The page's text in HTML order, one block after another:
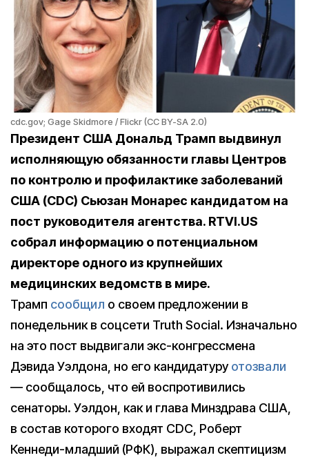
cdc.gov; Gage Skidmore / Flickr (CC BY-SA 2.0)
Президент США Дональд Трамп выдвинул
исполняющую обязанности главы Центров
по контролю и профилактике заболеваний
США (CDC) Сьюзан Монарес кандидатом на
пост руководителя агентства. RTVI.US
собрал информацию о потенциальном
директоре одного из крупнейших
медицинских ведомств в мире.
Трамп сообщил о своем предложении в
понедельник в соцсети Truth Social. Изначально
на это пост выдвигали экс-конгрессмена
Дэвида Уэлдона, но его кандидатуруотозвали
— сообщалось, что ей воспротивились
сенаторы. Уэлдон, как и глава Минздрава США,
в состав которого входят CDC, Роберт
Кеннеди-младший (РФК), выражал скептицизм